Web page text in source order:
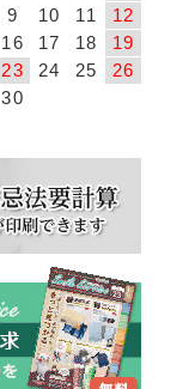
9 10 11
12
16 17 18
19
23 24 25
26
30